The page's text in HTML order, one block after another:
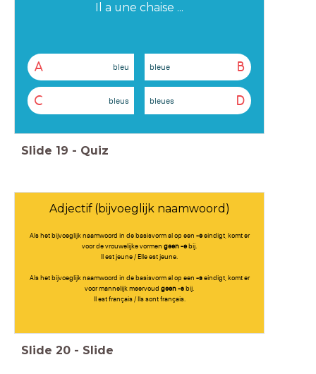
Il a une chaise ...
A bleu B
bleue
C bleus D
bleues
Slide 19 - Quiz
Adjectif (bijvoeglijk naamwoord)
Als het bijvoeglijk naamwoord in de basisvorm al op een -eeindigt, komt er
voor de vrouwelijke vormen geen -ebij.
Il est jeune / Elle est jeune.
Als het bijvoeglijk naamwoord in de basisvorm al op een -seindigt, komt er
voor mannelijk meervoud geen -s bij.
Il est français / Ils sont français.
Slide 20 - Slide